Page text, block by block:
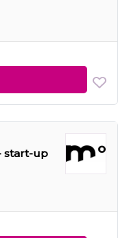
start-up